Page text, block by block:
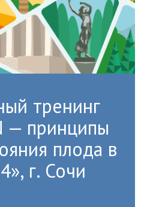
тренинг
— принципы
плода в
г. Сочи